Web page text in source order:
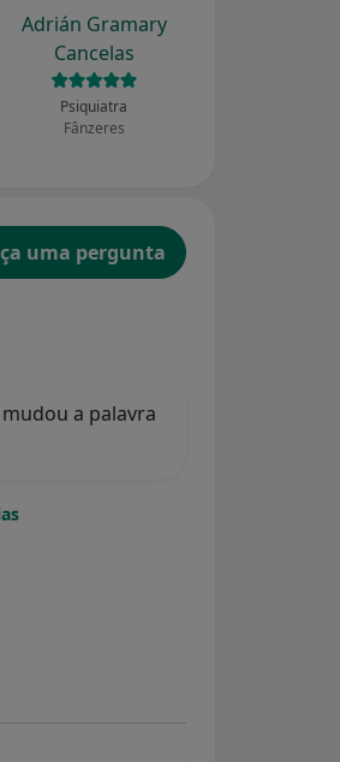
Adrián Gramary
Cancelas
Psiquiatra
Fânzeres
uma pergunta
a palavra